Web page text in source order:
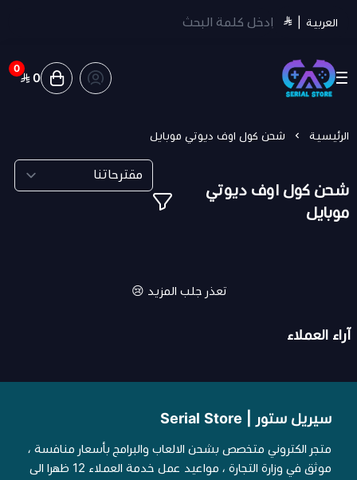
العربية
سيريل ستور | Serial Store
0
0
الرئيسية شحن كول اوف ديوتي موبايل
شحن كول اوف ديوتي
موبايل
تعذر جلب المزيد 😢
آراء العملاء
سيريل ستور | Serial Store
متجر الكتروني متخصص بشحن الالعاب والبرامج بأسعار منافسة ،
موثق في وزارة التجارة ، مواعيد عمل خدمة العملاء 12 ظهرا الى